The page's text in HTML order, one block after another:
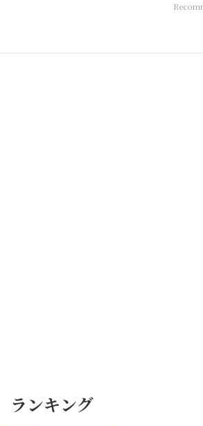
ランキング